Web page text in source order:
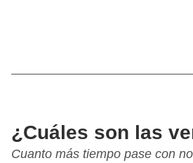
¿Cuáles son las
Cuanto más tiempo pase con